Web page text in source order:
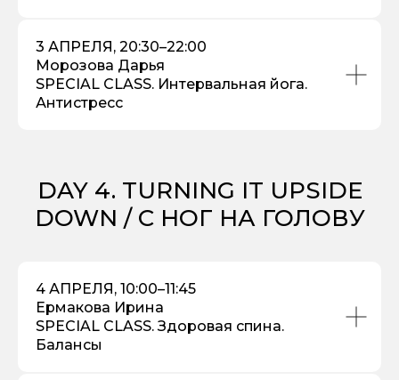
3 АПРЕЛЯ, 20:30–22:00
Морозова Дарья
SPECIAL CLASS. Интервальная йога.
Антистресс
DAY 4. TURNING IT UPSIDE
DOWN / С НОГ НА ГОЛОВУ
4 АПРЕЛЯ, 10:00–11:45
Ермакова Ирина
SPECIAL CLASS. Здоровая спина.
Балансы